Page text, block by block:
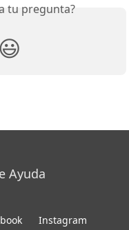
tu pregunta?
😃
Instagram